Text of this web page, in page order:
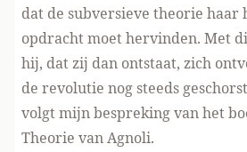
dat de subversieve theorie haar
opdracht moet hervinden. Met
hij, dat zij dan ontstaat, zich
de revolutie nog steeds
volgt mijn bespreking van het
Theorie van Agnoli.